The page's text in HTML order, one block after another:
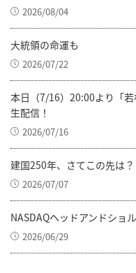
2026/08/04
大統領の命運も
2026/07/22
本日（7/16）20:00より「
生配信！
2026/07/16
建国250年、さてこの先は？
2026/07/07
NASDAQヘッドアンドショ
2026/06/29